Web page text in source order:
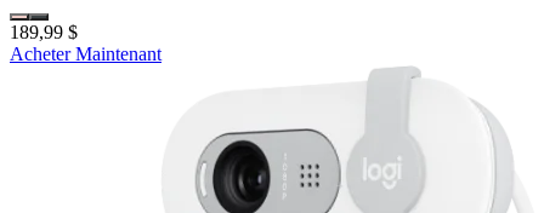
189,99 $
Acheter Maintenant